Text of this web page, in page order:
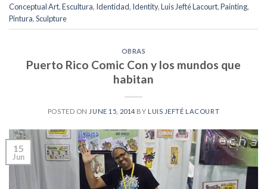
Conceptual Art,Escultura, Identidad, Identity,Luis Jefté Lacourt,Painting,
Pintura,Sculpture
OBRAS
Puerto Rico Comic Con y los mundos que
habitan
POSTED ON JUNE 15, 2014 BY LUIS JEFTÉ LACOURT
15
Jun